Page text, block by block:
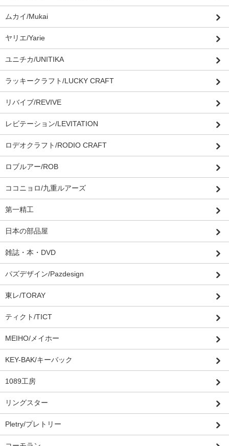
ムカイ/Mukai
ヤリエ/Yarie
ユニチカ/UNITIKA
ラッキークラフト/LUCKY CRAFT
リバイブ/REVIVE
レビテーション/LEVITATION
ロデオクラフト/RODIO CRAFT
ロブルアー/ROB
ココニョロ/九重ルアーズ
第一精工
日本の部品屋
雑誌・本・DVD
パズデザイン/Pazdesign
東レ/TORAY
ティクト/TICT
MEIHO/メイホー
KEY-BAK/キーバック
1089工房
リングスター
Pletry/プレトリー